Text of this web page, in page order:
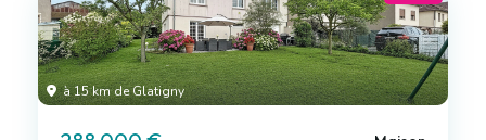
à 15 km de Glatigny